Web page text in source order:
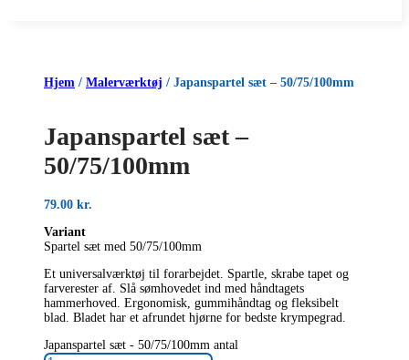
Hjem / Malerværktøj / Japanspartel sæt – 50/75/100mm
Japanspartel sæt –
50/75/100mm
79.00 kr.
Variant
Spartel sæt med 50/75/100mm
Et universalværktøj til forarbejdet. Spartle, skrabe tapet og
farverester af. Slå sømhovedet ind med håndtagets
hammerhoved. Ergonomisk, gummihåndtag og fleksibelt
blad. Bladet har et afrundet hjørne for bedste krympegrad.
Japanspartel sæt - 50/75/100mm antal